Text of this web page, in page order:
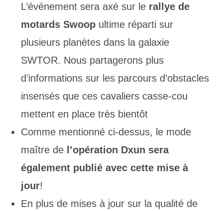
L’événement sera axé sur le rallye de
motards Swoop ultime réparti sur
plusieurs planètes dans la galaxie
SWTOR. Nous partagerons plus
d’informations sur les parcours d’obstacles
insensés que ces cavaliers casse-cou
mettent en place très bientôt
Comme mentionné ci-dessus, le mode
maître de l’opération Dxun sera
également publié avec cette mise à
jour!
En plus de mises à jour sur la qualité de